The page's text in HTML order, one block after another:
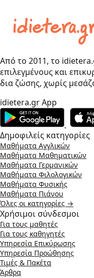
Από το 2011, το
επιλεγμένους και
δια ζώσης, χωρίς
idietera.gr App
Δημοφιλείς κατηγορίες
Μαθήματα Αγγλικών
Μαθήματα Μαθηματικών
Μαθήματα Γερμανικών
Μαθήματα Φιλολογικών
Μαθήματα Φυσικής
Μαθήματα Πιάνου
Όλες οι κατηγορίες →
Χρήσιμοι σύνδεσμοι
Για τους μαθητές
Για τους καθηγητές
Υπηρεσία Επικύρωσης
Υπηρεσία Προώθησης
Τιμές & Πακέτα
Άρθρα